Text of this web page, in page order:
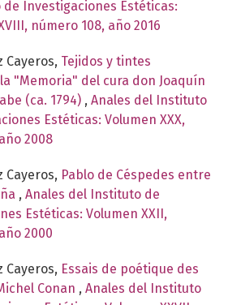
Investigaciones Estéticas:
número 108, año 2016
Cayeros, Tejidos y tintes
"Memoria" del cura don Joaquín
(ca. 1794) , Anales del Instituto
Estéticas: Volumen XXX,
2008
Cayeros, Pablo de Céspedes entre
, Anales del Instituto de
Estéticas: Volumen XXII,
2000
Cayeros, Essais de poétique des
Conan , Anales del Instituto